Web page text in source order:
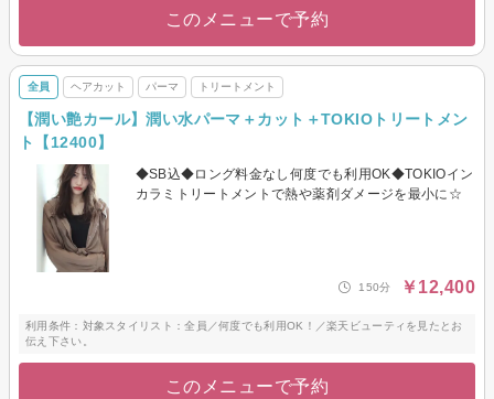
このメニューで予約
全員 ヘアカット パーマ トリートメント
【潤い艶カール】潤い水パーマ＋カット＋TOKIOトリートメン
ト【12400】
◆SB込◆ロング料金なし何度でも利用OK◆TOKIOイン
カラミトリートメントで熱や薬剤ダメージを最小に☆
150分 ￥12,400
利用条件：対象スタイリスト：全員／何度でも利用OK！／楽天ビューティを見たとお
伝え下さい。
このメニューで予約